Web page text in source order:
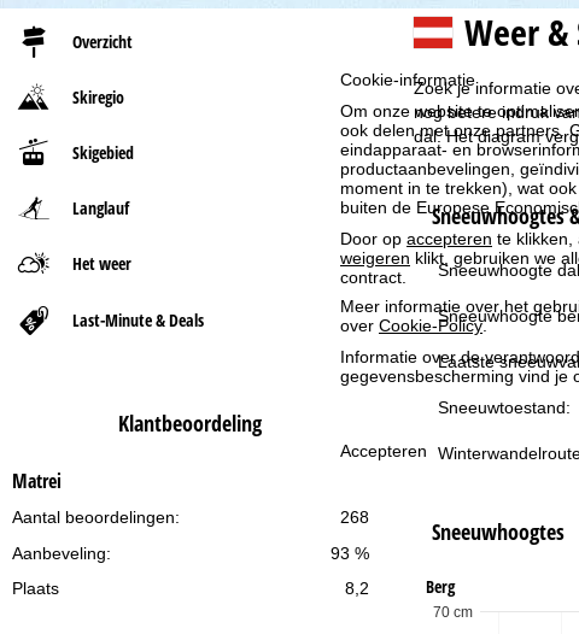
Cookie-informatie
Om onze website te
ook delen met onze partners.
eindapparaat- en
productaanbevelingen,
moment in te trekken), wat
buiten de Europese
Door op accepteren te klikken,
weigeren klikt, gebruiken we
contract.
Meer informatie over het
over Cookie-Policy.
Informatie over de
gegevensbescherming vind je
Accepteren
Overzicht
Skiregio
Skigebied
Langlauf
Het weer
Last-Minute & Deals
Klantbeoordeling
Matrei
268
Aantal beoordelingen:
93 %
Aanbeveling:
Plaats
8,2
t
r
t
p
a
g
i
n
a
Weer
Zoek je informatie
nog betere indruk
dal. Het diagram
Sneeuwhoogtes
Sneeuwhoogte
Sneeuwhoogte
Laatste
Sneeuwtoestand:
Sneeuwhoogtes
Berg
70 cm